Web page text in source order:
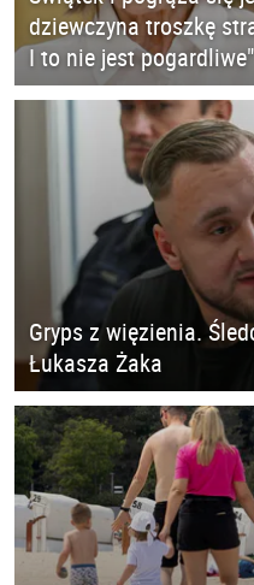
dziewczyna troszkę
I to nie jest pogardliwe"
Gryps z więzienia.
Łukasza Żaka